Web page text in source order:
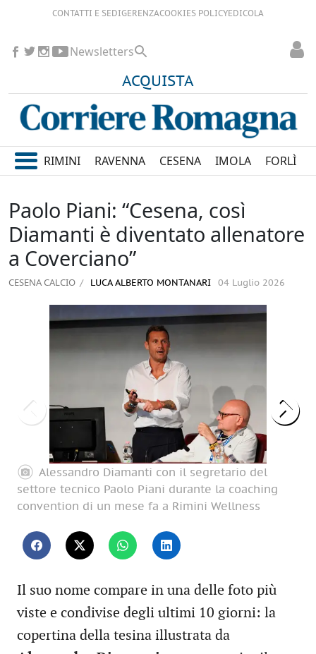
CONTATTI E SEDIGERENZACOOKIES POLICYEDICOLA
ACQUISTA
Newsletters
RIMINI RAVENNA CESENA IMOLA FORLÌ
Paolo Piani: “Cesena, così
Diamanti è diventato allenatore
a Coverciano”
CESENA CALCIO LUCA ALBERTO MONTANARI 04 Luglio 2026
Alessandro Diamanti con il segretario del
settore tecnico Paolo Piani durante la coaching
convention di un mese fa a Rimini Wellness
Il suo nome compare in una delle foto più
viste e condivise degli ultimi 10 giorni: la
copertina della tesina illustrata da